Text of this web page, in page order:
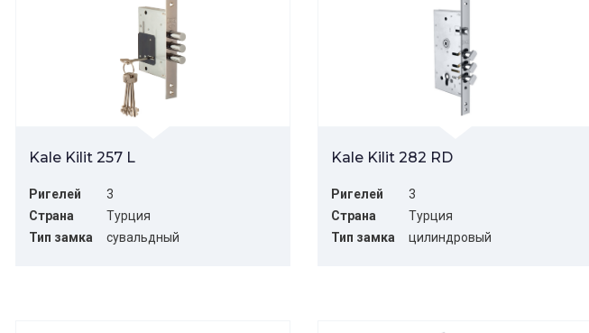
Kale Kilit 257 L
Ригелей
3
Страна
Турция
Тип замка
сувальдный
Kale Kilit 282 RD
Ригелей
3
Страна
Турция
Тип замка
цилиндровый